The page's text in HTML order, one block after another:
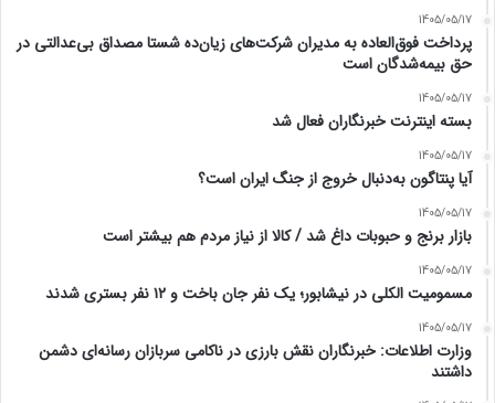
1405/05/17
پرداخت فوق‌العاده به مدیران شرکت‌های زیان‌ده شستا مصداق بی‌عدالتی در
حق بیمه‌شدگان است
1405/05/17
بسته اینترنت خبرنگاران فعال شد
1405/05/17
آیا پنتاگون به‌دنبال خروج از جنگ ایران است؟
1405/05/17
بازار برنج و حبوبات داغ شد / کالا از نیاز مردم هم بیشتر است
1405/05/17
مسمومیت الکلی در نیشابور؛ یک نفر جان باخت و ۱۲ نفر بستری شدند
1405/05/17
وزارت اطلاعات: خبرنگاران نقش بارزی در ناکامی سربازان رسانه‌ای دشمن
داشتند